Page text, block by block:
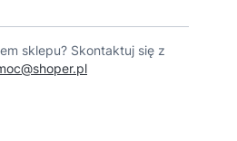
sklepu? Skontaktuj się z